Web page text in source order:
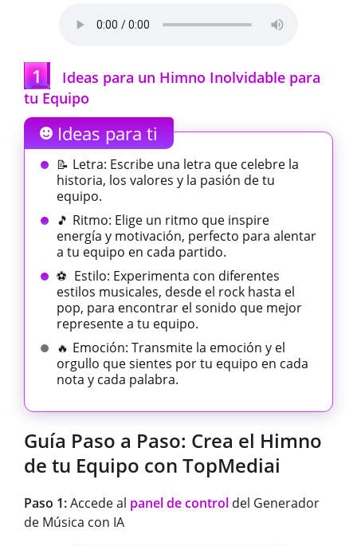
1
Ideas para un Himno Inolvidable para
tu Equipo
Ideas para ti
📝 Letra: Escribe una letra que celebre la
historia, los valores y la pasión de tu
equipo.
🎵 Ritmo: Elige un ritmo que inspire
energía y motivación, perfecto para alentar
a tu equipo en cada partido.
⚽ Estilo: Experimenta con diferentes
estilos musicales, desde el rock hasta el
pop, para encontrar el sonido que mejor
represente a tu equipo.
🔥 Emoción: Transmite la emoción y el
orgullo que sientes por tu equipo en cada
nota y cada palabra.
Guía Paso a Paso: Crea el Himno
de tu Equipo con TopMediai
Paso 1:Accede al panel de control del Generador
de Música con IA